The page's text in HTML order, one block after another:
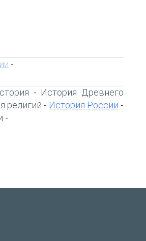
-
- История Древнего
религий - История России -
-